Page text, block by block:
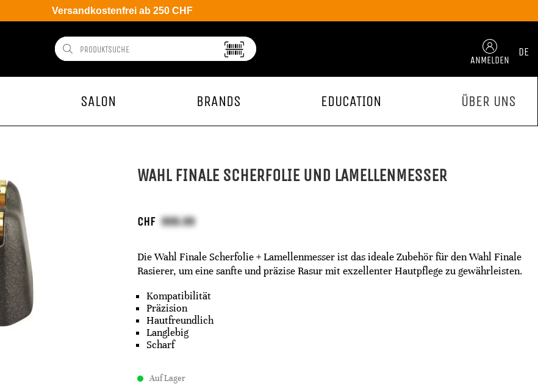
Versandkostenfrei ab 250 CHF
ANMELDEN
DE
SALON BRANDS EDUCATION ÜBER UNS
WAHL FINALE SCHERFOLIE UND LAMELLENMESSER
CHF
Die Wahl Finale Scherfolie + Lamellenmesser ist das ideale Zubehör für den Wahl Finale
Rasierer, um eine sanfte und präzise Rasur mit exzellenter Hautpflege zu gewährleisten.
Kompatibilität
Präzision
Hautfreundlich
Langlebig
Scharf
Auf Lager